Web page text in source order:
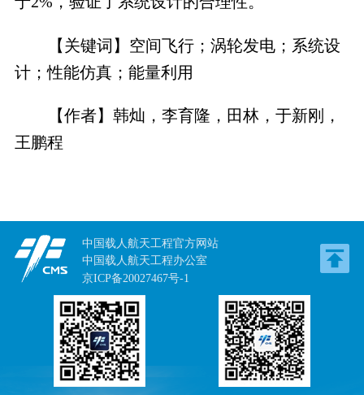
【关键词】空间飞行；涡轮发电；系统设
计；性能仿真；能量利用
【作者】韩灿，李育隆，田林，于新刚，
王鹏程
中国载人航天工程官方网站
中国载人航天工程办公室
京ICP备20027467号-1